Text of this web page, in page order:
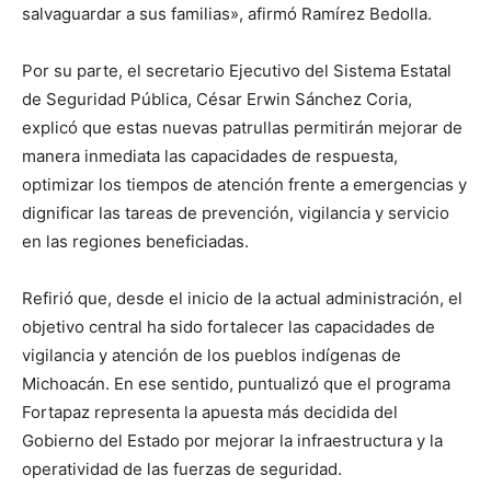
salvaguardar a sus familias», afirmó Ramírez Bedolla.
Por su parte, el secretario Ejecutivo del Sistema Estatal
de Seguridad Pública, César Erwin Sánchez Coria,
explicó que estas nuevas patrullas permitirán mejorar de
manera inmediata las capacidades de respuesta,
optimizar los tiempos de atención frente a emergencias y
dignificar las tareas de prevención, vigilancia y servicio
en las regiones beneficiadas.
Refirió que, desde el inicio de la actual administración, el
objetivo central ha sido fortalecer las capacidades de
vigilancia y atención de los pueblos indígenas de
Michoacán. En ese sentido, puntualizó que el programa
Fortapaz representa la apuesta más decidida del
Gobierno del Estado por mejorar la infraestructura y la
operatividad de las fuerzas de seguridad.